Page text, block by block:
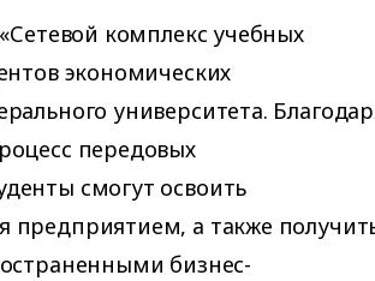
комплекс учебных
экономических
университета.
передовых
смогут освоить
а также
бизнес-